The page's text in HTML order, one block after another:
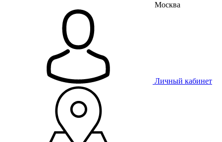
Москва
Личный кабинет